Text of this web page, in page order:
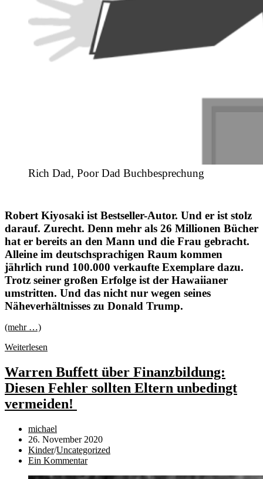
Rich Dad, Poor Dad Buchbesprechung
Robert Kiyosaki ist Bestseller-Autor. Und er ist stolz
darauf. Zurecht. Denn mehr als 26 Millionen Bücher
hat er bereits an den Mann und die Frau gebracht.
Alleine im deutschsprachigen Raum kommen
jährlich rund 100.000 verkaufte Exemplare dazu.
Trotz seiner großen Erfolge ist der Hawaiianer
umstritten. Und das nicht nur wegen seines
Näheverhältnisses zu Donald Trump.
(mehr …)
Weiterlesen
Fake?
Rich
Dad,
Poor
Dad
Die
ultimative
Buchbesprechung
Warren Buffett über Finanzbildung:
Diesen Fehler sollten Eltern unbedingt
vermeiden!
Beitrags-
Autor:
michael
Beitrag
veröffentlicht:
26. November 2020
Beitrags-
Kategorie:
Kinder/Uncategorized
Beitrags-
Ein Kommentar